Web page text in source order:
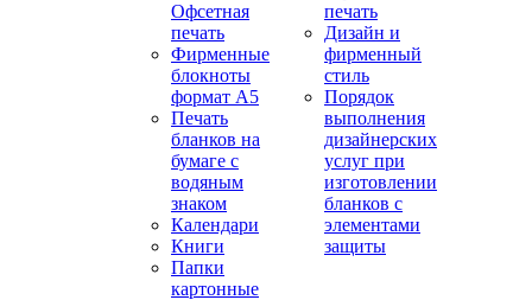
Офсетная
печать
Фирменные
блокноты
формат А5
Печать
бланков на
бумаге с
водяным
знаком
Календари
Книги
Папки
картонные
печать
Дизайн и
фирменный
стиль
Порядок
выполнения
дизайнерских
услуг при
изготовлении
бланков с
элементами
защиты